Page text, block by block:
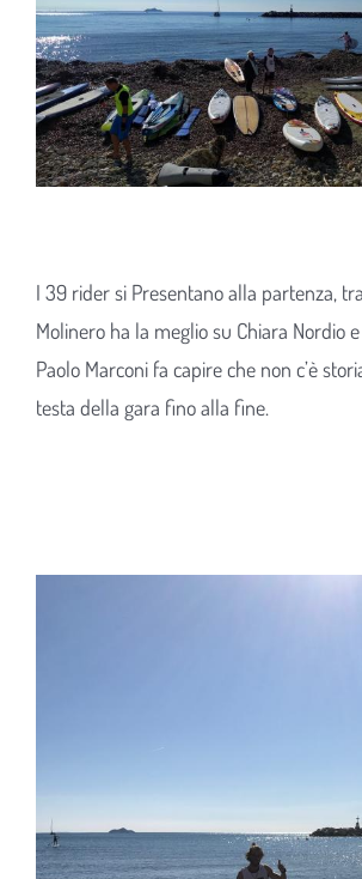
I 39 rider si Presentano alla partenza,
Molinero ha la meglio su Chiara Nordio
Paolo Marconi fa capire che non c’è
testa della gara fino alla fine.